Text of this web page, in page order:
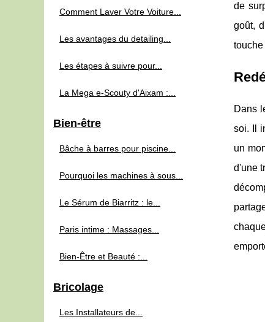
de
goût,
Dans
soi. Il
un
d'une
Comment Laver Votre Voiture...
Les avantages du detailing...
Les étapes à suivre pour...
La Mega e-Scouty d'Aixam :...
Bien-être
Bâche à barres pour piscine...
Pourquoi les machines à sous...
Le Sérum de Biarritz : le...
Paris intime : Massages...
Bien-Être et Beauté :...
Bricolage
Les Installateurs de...